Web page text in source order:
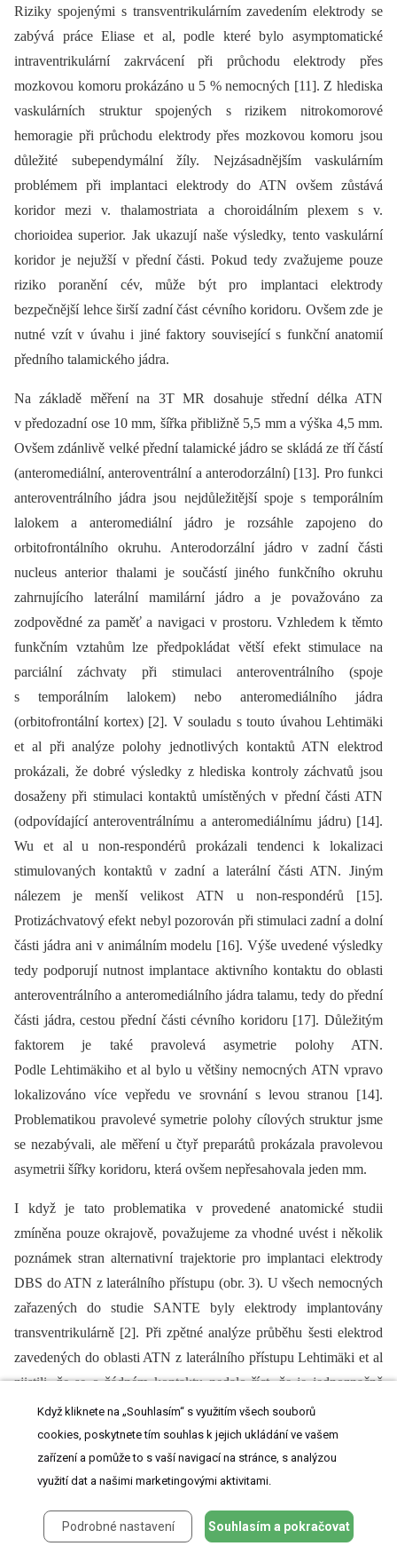
Riziky spojenými s transventrikulárním zavedením elektrody se
zabývá práce Eliase et al, podle které bylo asymptomatické
intraventrikulární zakrvácení při průchodu elektrody přes
mozkovou komoru prokázáno u 5 % nemocných [11]. Z hlediska
vaskulárních struktur spojených s rizikem nitrokomorové
hemoragie při průchodu elektrody přes mozkovou komoru jsou
důležité subependymální žíly. Nejzásadnějším vaskulárním
problémem při implantaci elektrody do ATN ovšem zůstává
koridor mezi v. thalamostriata a choroidálním plexem s v.
chorioidea superior. Jak ukazují naše výsledky, tento vaskulární
koridor je nejužší v přední části. Pokud tedy zvažujeme pouze
riziko poranění cév, může být pro implantaci elektrody
bezpečnější lehce širší zadní část cévního koridoru. Ovšem zde je
nutné vzít v úvahu i jiné faktory související s funkční anatomií
předního talamického jádra.
Na základě měření na 3T MR dosahuje střední délka ATN
v předozadní ose 10 mm, šířka přibližně 5,5 mm a výška 4,5 mm.
Ovšem zdánlivě velké přední talamické jádro se skládá ze tří částí
(anteromediální, anteroventrální a anterodorzální) [13]. Pro funkci
anteroventrálního jádra jsou nejdůležitější spoje s temporálním
lalokem a anteromediální jádro je rozsáhle zapojeno do
orbitofrontálního okruhu. Anterodorzální jádro v zadní části
nucleus anterior thalami je součástí jiného funkčního okruhu
zahrnujícího laterální mamilární jádro a je považováno za
zodpovědné za paměť a navigaci v prostoru. Vzhledem k těmto
funkčním vztahům lze předpokládat větší efekt stimulace na
parciální záchvaty při stimulaci anteroventrálního (spoje
s temporálním lalokem) nebo anteromediálního jádra
(orbitofrontální kortex) [2]. V souladu s touto úvahou Lehtimäki
et al při analýze polohy jednotlivých kontaktů ATN elektrod
prokázali, že dobré výsledky z hlediska kontroly záchvatů jsou
dosaženy při stimulaci kontaktů umístěných v přední části ATN
(odpovídající anteroventrálnímu a anteromediálnímu jádru) [14].
Wu et al u non-respondérů prokázali tendenci k lokalizaci
stimulovaných kontaktů v zadní a laterální části ATN. Jiným
nálezem je menší velikost ATN u non-respondérů [15].
Protizáchvatový efekt nebyl pozorován při stimulaci zadní a dolní
části jádra ani v animálním modelu [16]. Výše uvedené výsledky
tedy podporují nutnost implantace aktivního kontaktu do oblasti
anteroventrálního a anteromediálního jádra talamu, tedy do přední
části jádra, cestou přední části cévního koridoru [17]. Důležitým
faktorem je také pravolevá asymetrie polohy ATN.
Podle Lehtimäkiho et al bylo u většiny nemocných ATN vpravo
lokalizováno více vepředu ve srovnání s levou stranou [14].
Problematikou pravolevé symetrie polohy cílových struktur jsme
se nezabývali, ale měření u čtyř preparátů prokázala pravolevou
asymetrii šířky koridoru, která ovšem nepřesahovala jeden mm.
I když je tato problematika v provedené anatomické studii
zmíněna pouze okrajově, považujeme za vhodné uvést i několik
poznámek stran alternativní trajektorie pro implantaci elektrody
DBS do ATN z laterálního přístupu (obr. 3). U všech nemocných
zařazených do studie SANTE byly elektrody implantovány
transventrikulárně [2]. Při zpětné analýze průběhu šesti elektrod
zavedených do oblasti ATN z laterálního přístupu Lehtimäki et al
zjistili, že se o žádném kontaktu nedalo říct, že je jednoznačně
umístěn v ATN, natož pak v anteromediální nebo anteroventrální
části jádra [14].
přístupu stran lokalizace stimulačních kontaktů. Do studie bylo
zařazeno 73 nemocných a laterální přístup byl využit pro
Když kliknete na „Souhlasím“ s využitím všech souborů
cookies, poskytnete tím souhlas k jejich ukládání ve vašem
zařízení a pomůže to s vaší navigací na stránce, s analýzou
využití dat a našimi marketingovými aktivitami.
Podrobné nastavení Souhlasím a pokračovat